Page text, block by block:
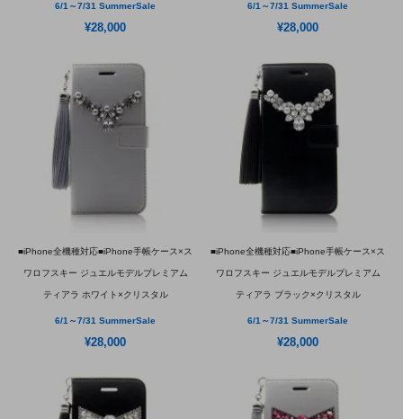
6/1～7/31 SummerSale
¥28,000
6/1～7/31 SummerSale
¥28,000
■iPhone全機種対応■iPhone手帳ケース×ス
ワロフスキー ジュエルモデルプレミアム
ティアラ ホワイト×クリスタル
6/1～7/31 SummerSale
¥28,000
■iPhone全機種対応■iPhone手帳ケース×ス
ワロフスキー ジュエルモデルプレミアム
ティアラ ブラック×クリスタル
6/1～7/31 SummerSale
¥28,000